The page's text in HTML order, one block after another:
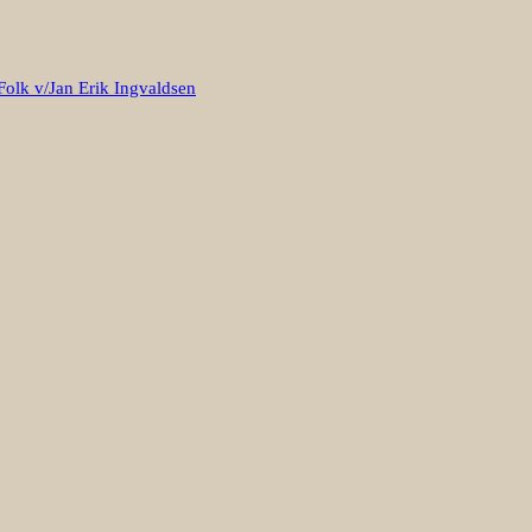
v/Jan Erik Ingvaldsen